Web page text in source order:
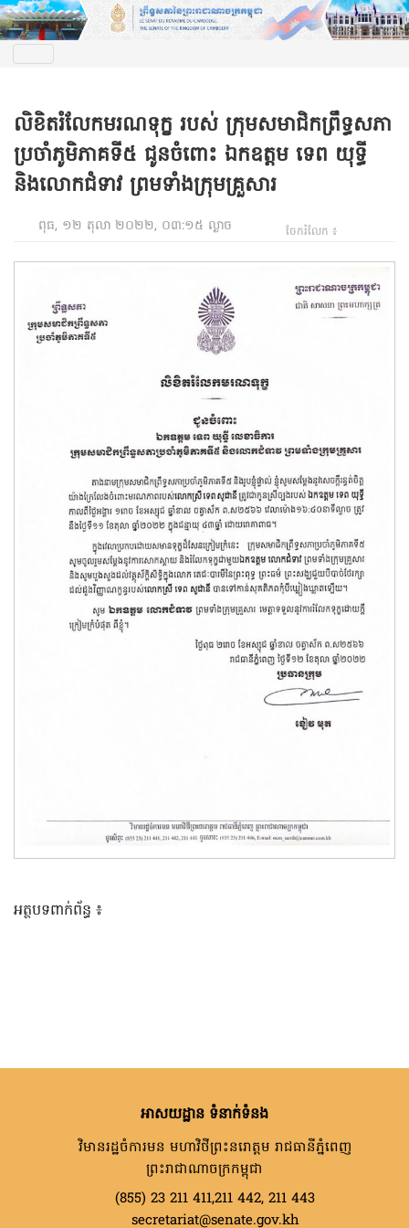
លិខិតរំលែកមរណទុក្ខ របស់ ក្រុមសមាជិកព្រឹទ្ធសភា
ប្រចាំភូមិភាគទី៥ ជូនចំពោះ ឯកឧត្តម ទេព យុទ្ធី
និងលោកជំទាវ ព្រមទាំងក្រុមគ្រួសារ
ពុធ, ១២ តុលា ២០២២, ០៣:១៥ ល្ងាច ចែករំលែក ៖
អត្ថបទពាក់ព័ន្ធ ៖
អាសយដ្ឋាន ទំនាក់ទំនង
វិមានរដ្ឋចំការមន មហាវិថីព្រះនរោត្តម រាជធានីភ្នំពេញ
ព្រះរាជាណាចក្រកម្ពុជា
(855) 23 211 411,211 442, 211 443
secretariat@senate.gov.kh